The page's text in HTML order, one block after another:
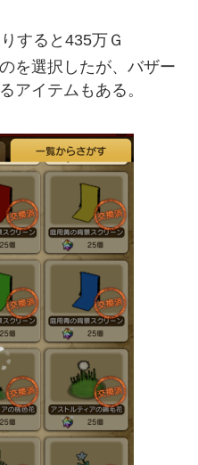
すると 435万Ｇ
を選択したが、バザー
アイテムもある。